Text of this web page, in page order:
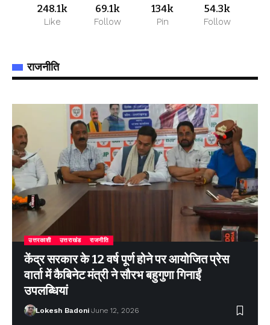
248.1k
Like
69.1k
Follow
134k
Pin
54.3k
Follow
राजनीति
उत्तरकाशी उत्तराखंड राजनीति
केंद्र सरकार के 12 वर्ष पूर्ण होने पर आयोजित प्रेस
वार्ता में कैबिनेट मंत्री ने सौरभ बहुगुणा गिनाईं
उपलब्धियां
Lokesh Badoni June 12, 2026